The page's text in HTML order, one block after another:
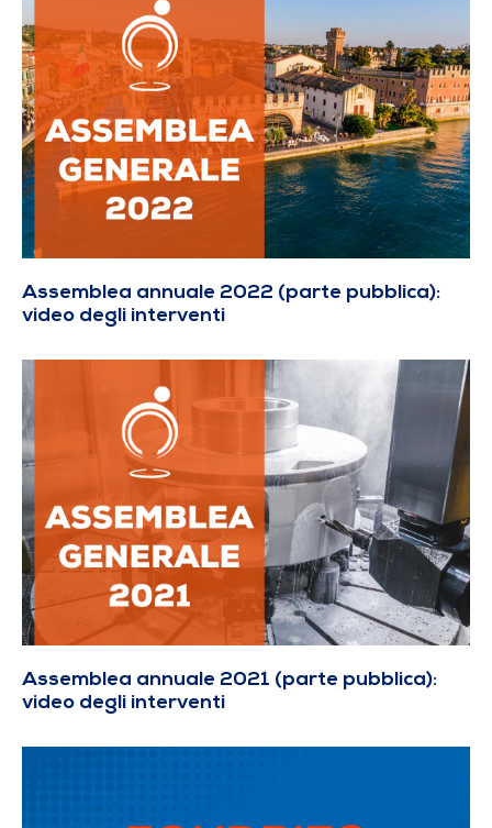
Assemblea annuale 2022 (parte pubblica):
video degli interventi
Assemblea annuale 2021 (parte pubblica):
video degli interventi